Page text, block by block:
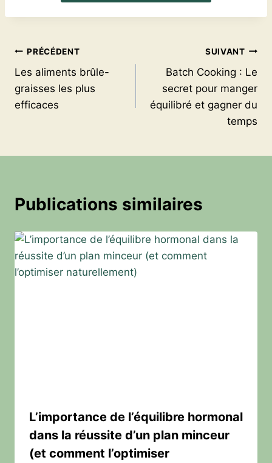
Navigation
de
l’article
PRÉCÉDENT
Les aliments brûle-
graisses les plus
efficaces
SUIVANT
Batch Cooking : Le
secret pour manger
équilibré et gagner du
temps
Publications similaires
L’importance de l’équilibre hormonal
dans la réussite d’un plan minceur
(et comment l’optimiser